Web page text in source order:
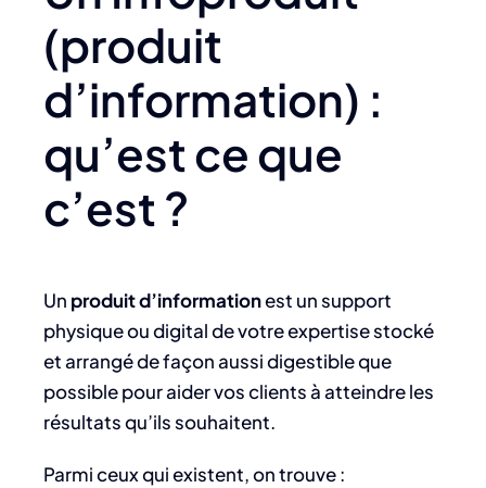
(produit
d’information) :
qu’est ce que
c’est ?
Un produit d’informationest un support
physique ou digital de votre expertise stocké
et arrangé de façon aussi digestible que
possible pour aider vos clients à atteindre les
résultats qu’ils souhaitent.
Parmi ceux qui existent, on trouve :